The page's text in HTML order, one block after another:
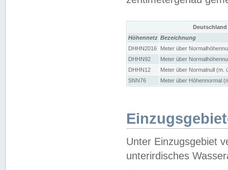
Höhennetz Bezeichnung
DHHN2016
Meter über
DHHN92
Meter über
DHHN12
Meter über Normalnull (m.
SNN76
Meter über Höhennormal
Unter Einzugsgebiet
unterirdisches